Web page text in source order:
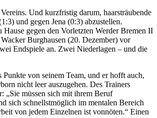
Und kurzfristig darum, haarsträubende
und gegen Jena (0:3) abzustellen.
Hause gegen den Vorletzten Werder Bremen II
Burghausen (20. Dezember) vor
Endspiele an. Zwei Niederlagen – und die
Punkte von seinem Team, und er hofft auch,
nicht leer auszugehen. Des Trainers
„Sie müssen sich mit ihrem Beruf
sich schnellstmöglich im mentalen Bereich
von jedem Einzelnen ist vonnöten.“ Einen